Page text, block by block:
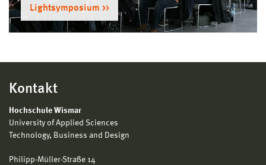
Lightsymposium
Kontakt
Hochschule Wismar
University of Applied Sciences
Technology, Business and Design
Philipp-Müller-Straße 14